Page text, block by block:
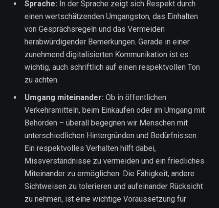
Sprache: In der Sprache zeigt sich Respekt durch
einen wertschätzenden Umgangston, das Einhalten
von Gesprächsregeln und das Vermeiden
herabwürdigender Bemerkungen. Gerade in einer
zunehmend digitalisierten Kommunikation ist es
wichtig, auch schriftlich auf einen respektvollen Ton
zu achten.
Umgang miteinander: Ob in öffentlichen
Verkehrsmitteln, beim Einkaufen oder im Umgang mit
Behörden – überall begegnen wir Menschen mit
unterschiedlichen Hintergründen und Bedürfnissen.
Ein respektvolles Verhalten hilft dabei,
Missverständnisse zu vermeiden und ein friedliches
Miteinander zu ermöglichen. Die Fähigkeit, andere
Sichtweisen zu tolerieren und aufeinander Rücksicht
zu nehmen, ist eine wichtige Voraussetzung für